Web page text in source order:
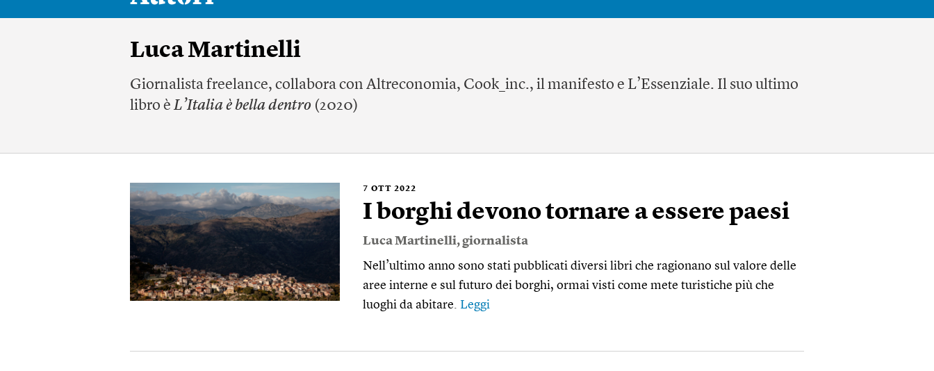
Luca Martinelli
Giornalista freelance, collabora con Altreconomia, Cook_inc., il manifesto e L’Essenziale. Il suo ultimo
libro è L’Italia è bella dentro (2020)
7 OTT 2022
I borghi devono tornare a essere paesi
Luca Martinelli, giornalista
Nell’ultimo anno sono stati pubblicati diversi libri che ragionano sul valore delle
aree interne e sul futuro dei borghi, ormai visti come mete turistiche più che
luoghi da abitare. Leggi